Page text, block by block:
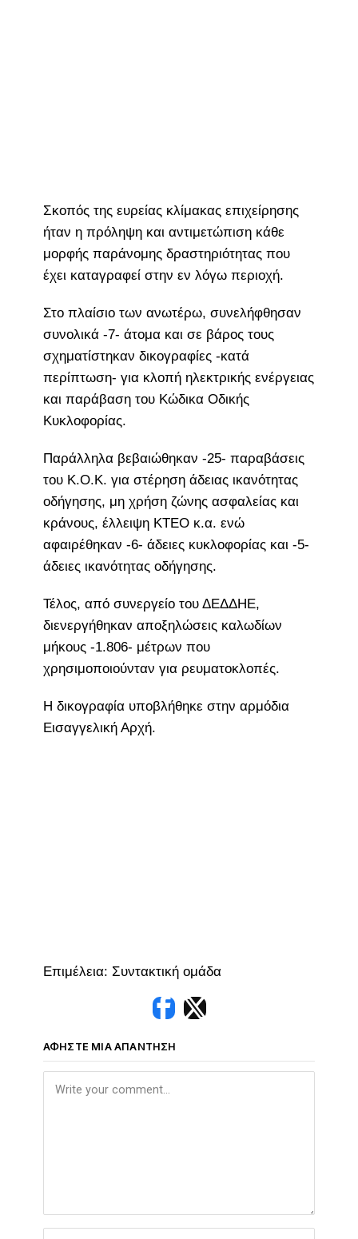
Σκοπός της ευρείας κλίμακας επιχείρησης
ήταν η πρόληψη και αντιμετώπιση κάθε
μορφής παράνομης δραστηριότητας που
έχει καταγραφεί στην εν λόγω περιοχή.
Στο πλαίσιο των ανωτέρω, συνελήφθησαν
συνολικά -7- άτομα και σε βάρος τους
σχηματίστηκαν δικογραφίες -κατά
περίπτωση- για κλοπή ηλεκτρικής ενέργειας
και παράβαση του Κώδικα Οδικής
Κυκλοφορίας.
Παράλληλα βεβαιώθηκαν -25- παραβάσεις
του Κ.Ο.Κ. για στέρηση άδειας ικανότητας
οδήγησης, μη χρήση ζώνης ασφαλείας και
κράνους, έλλειψη ΚΤΕΟ κ.α. ενώ
αφαιρέθηκαν -6- άδειες κυκλοφορίας και -5-
άδειες ικανότητας οδήγησης.
Τέλος, από συνεργείο του ΔΕΔΔΗΕ,
διενεργήθηκαν αποξηλώσεις καλωδίων
μήκους -1.806- μέτρων που
χρησιμοποιούνταν για ρευματοκλοπές.
Η δικογραφία υποβλήθηκε στην αρμόδια
Εισαγγελική Αρχή.
Επιμέλεια: Συντακτική ομάδα
ΑΦΉΣΤΕ ΜΙΑ ΑΠΆΝΤΗΣΗ